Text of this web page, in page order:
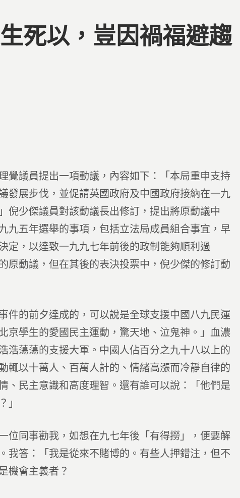
死以，豈因禍福避趨
覺議員提出一項動議，內容如下：「本局重申支持
發展步伐，並促請英國政府及中國政府接納在一九
倪少傑議員對該動議長出修訂，提出將原動議中
九五年選舉的事項，包括立法局成員組合事宜，早
定，以達致一九九七年前後的政制能夠順利過
原動議，但在其後的表決投票中，倪少傑的修訂動
件的前夕達成的，可以說是全球支援中國八九民運
京學生的愛國民主運動，驚天地、泣鬼神。」血濃
浩蕩蕩的支援大軍。中國人佔百分之九十八以上的
輒以十萬人、百萬人計的、情緒高漲而冷靜自律的
、民主意識和高度理智。還有誰可以說：「他們是
」
位同事勸我，如想在九七年後「有得撈」，便要解
我答：「我是從來不賭博的。有些人押錯注，但不
機會主義者？